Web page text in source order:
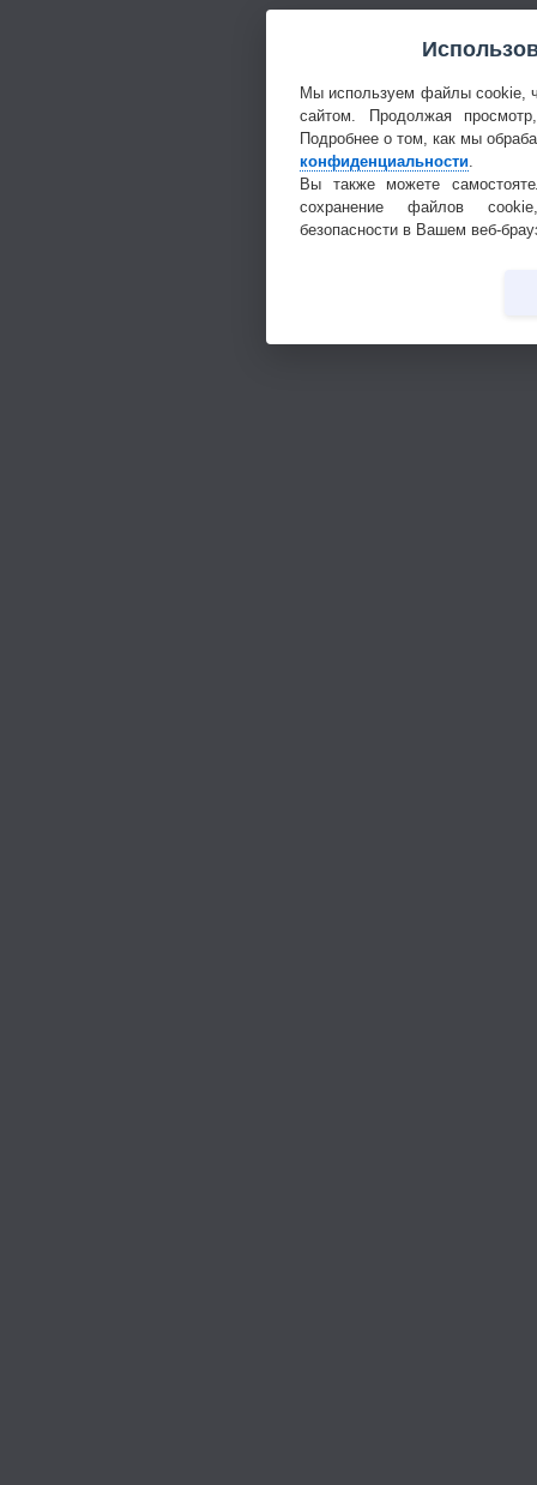
Мы используем файлы cookie,
сайтом. Продолжая
Подробнее о том, как мы
конфиденциальности
Вы также можете
сохранение файлов
безопасности в Вашем веб-